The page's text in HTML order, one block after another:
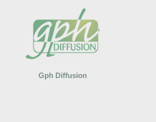
Gph Diffusion